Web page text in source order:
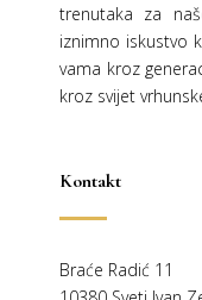
trenutaka za
iznimno iskustvo
vama kroz
kroz svijet
Kontakt
Braće Radić 11